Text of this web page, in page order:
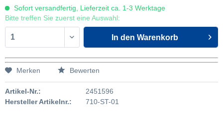
Sofort versandfertig, Lieferzeit ca. 1-3 Werktage
Bitte treffen Sie zuerst eine Auswahl:
In den Warenkorb
Merken Bewerten
Artikel-Nr.:
2451596
Hersteller Artikelnr.:
710-ST-01